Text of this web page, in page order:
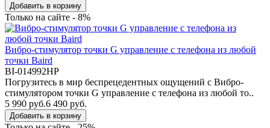
Добавить в корзину
Только на сайте - 8%
Вибро-стимулятор точки G управление с телефона из любой
точки Baird
BI-014992HP
Погрузитесь в мир беспрецедентных ощущений с Вибро-
стимулятором точки G управление с телефона из любой то..
5 990 руб.6 490 руб.
Добавить в корзину